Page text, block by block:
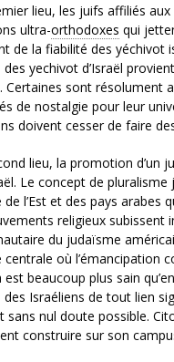
lieu, les juifs affiliés
ultra-orthodoxes qui
de la fiabilité des
yechivot d’Israël
Certaines sont résolument
de nostalgie pour leur
doivent cesser de faire
lieu, la promotion d’un
Le concept de
de l’Est et des pays arabes
religieux subissent
du judaïsme
centrale où
beaucoup plus sain
Israéliens de tout lien
sans nul doute possible.
construire sur son